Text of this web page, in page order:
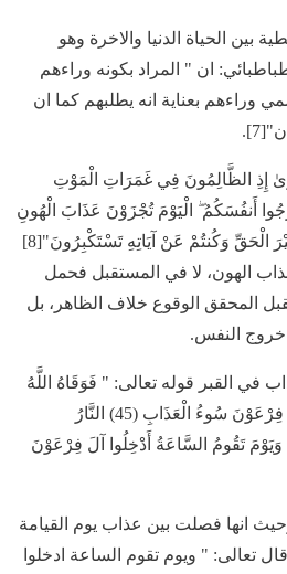
بين الحياة الدنيا والاخرة وهو
ان " المراد بكونه وراءهم
وراءهم بعناية انه يطلبهم كما ان
إِذِ الظَّالِمُونَ فِي غَمَرَاتِ الْمَوْتِ
أَنفُسَكُمُ ۖ الْيَوْمَ تُجْزَوْنَ عَذَابَ الْهُونِ
بِمَا كُنتُمْ تَقُولُونَ عَلَى اللَّهِ غَيْرَ الْحَقِّ وَكُنتُمْ عَنْ آيَاتِهِ تَسْتَكْبِرُونَ"[8]
الهون، لا في المستقبل فحمل
المحقق الوقوع خلاف الظاهر، بل
خروج النفس.
في القبر قوله تعالى: " فَوَقَاهُ اللَّهُ
سَيِّئَاتِ مَا مَكَرُوا ۖ وَحَاقَ بِآلِ فِرْعَوْنَ سُوءُ الْعَذَابِ (45) النَّارُ
تَقُومُ السَّاعَةُ أَدْخِلُوا آلَ فِرْعَوْنَ
انها فصلت بين عذاب يوم القيامة
تعالى: " ويوم تقوم الساعة ادخلوا